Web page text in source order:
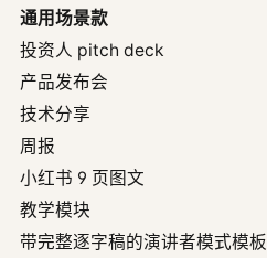
通用场景款
投资人 pitch deck
产品发布会
技术分享
周报
小红书 9 页图文
教学模块
带完整逐字稿的演讲者模式模板